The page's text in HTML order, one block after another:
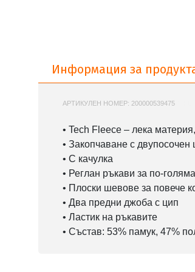
Информация за
АРТИКУЛЕН НОМЕР: 200000539475
• Tech Fleece – лека
• Закопчаване с двупосочен
• С качулка
• Реглан ръкави за по-
• Плоски шевове за повече
• Два предни джоба с цип
• Ластик на ръкавите
• Състав: 53% памук, 47%